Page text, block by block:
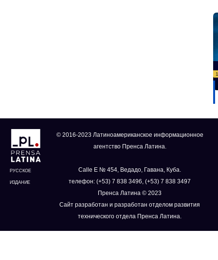
РУССКОЕ
ИЗДАНИЕ
© 2016-2023 Латиноамериканское информационное
агентство Пренса Латина.
Calle E № 454, Ведадо, Гавана, Куба.
телефон: (+53) 7 838 3496, (+53) 7 838 3497
Пренса Латина © 2023
Сайт разработан и разработан отделом развития
технического отдела Пренса Латина.